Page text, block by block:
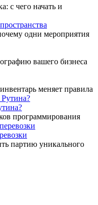
с чего начать и
одни мероприятия
вашего бизнеса
меняет правила
программирования
партию уникального